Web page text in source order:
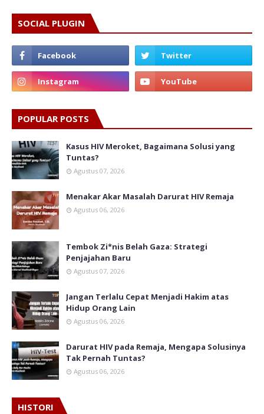
SOCIAL PLUGIN
POPULAR POSTS
Kasus HIV Meroket, Bagaimana Solusi yang
Tuntas?
Agustus 07, 2026
Menakar Akar Masalah Darurat HIV Remaja
Agustus 06, 2026
Tembok Zi*nis Belah Gaza: Strategi
Penjajahan Baru
Agustus 07, 2026
Jangan Terlalu Cepat Menjadi Hakim atas
Hidup Orang Lain
Agustus 06, 2026
Darurat HIV pada Remaja, Mengapa Solusinya
Tak Pernah Tuntas?
Agustus 06, 2026
HISTORI